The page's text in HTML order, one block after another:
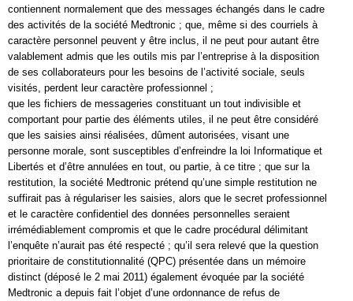
contiennent normalement que des messages échangés dans le cadre
des activités de la société Medtronic ; que, même si des courriels à
caractère personnel peuvent y être inclus, il ne peut pour autant être
valablement admis que les outils mis par l’entreprise à la disposition
de ses collaborateurs pour les besoins de l’activité sociale, seuls
visités, perdent leur caractère professionnel ;
que les fichiers de messageries constituant un tout indivisible et
comportant pour partie des éléments utiles, il ne peut être considéré
que les saisies ainsi réalisées, dûment autorisées, visant une
personne morale, sont susceptibles d’enfreindre la loi Informatique et
Libertés et d’être annulées en tout, ou partie, à ce titre ; que sur la
restitution, la société Medtronic prétend qu’une simple restitution ne
suffirait pas à régulariser les saisies, alors que le secret professionnel
et le caractère confidentiel des données personnelles seraient
irrémédiablement compromis et que le cadre procédural délimitant
l’enquête n’aurait pas été respecté ; qu’il sera relevé que la question
prioritaire de constitutionnalité (QPC) présentée dans un mémoire
distinct (déposé le 2 mai 2011) également évoquée par la société
Medtronic a depuis fait l’objet d’une ordonnance de refus de